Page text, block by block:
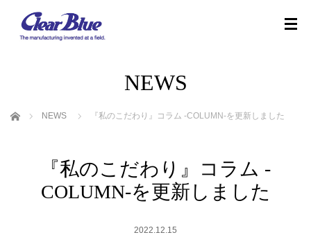
NEWS
ホーム NEWS 『私のこだわり』コラム -COLUMN-を更新しました
『私のこだわり』コラム -
COLUMN-を更新しました
2022.12.15